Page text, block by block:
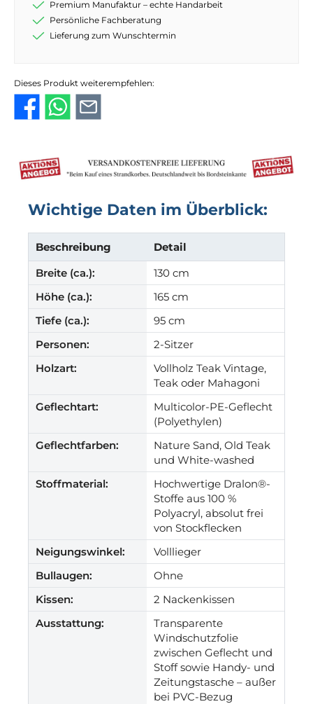
Premium Manufaktur – echte Handarbeit
Persönliche Fachberatung
Lieferung zum Wunschtermin
Dieses Produkt weiterempfehlen:
Wichtige Daten im Überblick:
Beschreibung
Detail
Breite (ca.):
130 cm
Höhe (ca.):
165 cm
Tiefe (ca.):
95 cm
Personen:
2-Sitzer
Holzart:
Vollholz Teak Vintage,
Teak oder Mahagoni
Geflechtart:
Multicolor-PE-Geflecht
(Polyethylen)
Geflechtfarben:
Nature Sand, Old Teak
und White-washed
Stoffmaterial:
Hochwertige Dralon®-
Stoffe aus 100 %
Polyacryl, absolut frei
von Stockflecken
Neigungswinkel:
Volllieger
Bullaugen:
Ohne
Kissen:
2 Nackenkissen
Ausstattung:
Transparente
Windschutzfolie
zwischen Geflecht und
Stoff sowie Handy- und
Zeitungstasche – außer
bei PVC-Bezug